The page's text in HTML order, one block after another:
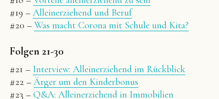
#19 – Alleinerziehend und Beruf
#20 – Was macht Corona mit Schule und Kita?
Folgen 21-30
#21 – Interview: Alleinerziehend im Rückblick
#22 –Ärger um den Kinderbonus
#23 – Q&A: Alleinerziehend in Immobilien